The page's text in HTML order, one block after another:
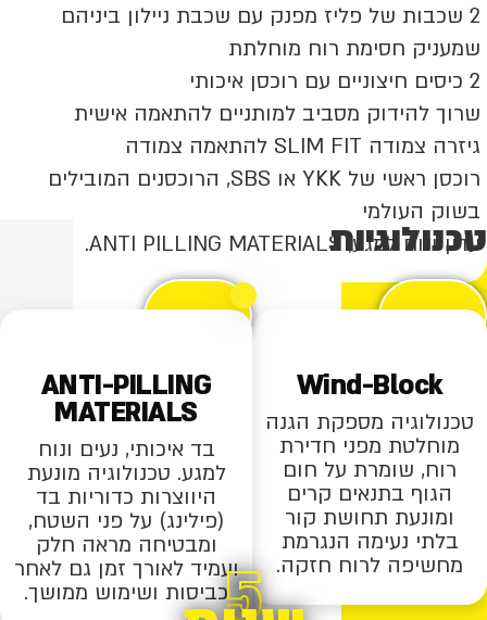
2 שכבות של פליז מפנק עם שכבת ניילון ביניהם
שמעניק חסימת רוח מוחלתת
2 כיסים חיצוניים עם רוכסן איכותי
שרוך להידוק מסביב למותניים להתאמה אישית
גיזרה צמודה SLIM FIT להתאמה צמודה
רוכסן ראשי של YKK או SBS, הרוכסנים המובילים
בשוק העולמי
עדין ונוח למגע, ANTI PILLING MATERIALS.
טכנולוגיות
Wind-Block
טכנולוגיה מספקת הגנה
מוחלטת מפני חדירת
רוח, שומרת על חום
הגוף בתנאים קרים
ומונעת תחושת קור
בלתי נעימה הנגרמת
מחשיפה לרוח חזקה.
ANTI-PILLING
MATERIALS
בד איכותי, נעים ונוח
למגע. טכנולוגיה מונעת
היווצרות כדוריות בד
(פילינג) על פני השטח,
ומבטיחה מראה חלק
ועמיד לאורך זמן גם לאחר
כביסות ושימוש ממושך.5